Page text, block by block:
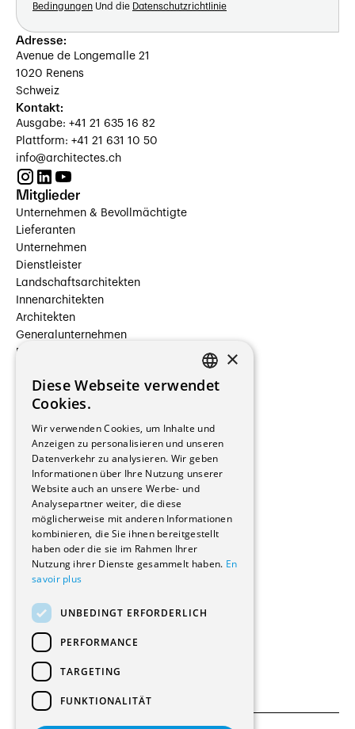
Bedingungen Und die Datenschutzrichtlinie
Adresse:
Avenue de Longemalle 21
1020 Renens
Schweiz
Kontakt:
Ausgabe: +41 21 635 16 82
Plattform: +41 21 631 10 50
info@architectes.ch
Mitglieder
Unternehmen & Bevollmächtigte
Lieferanten
Unternehmen
Dienstleister
Landschaftsarchitekten
Innenarchitekten
Architekten
Generalunternehmen
Beauftragte Unternehmen
Hersteller/Lieferanten
Bauherrschaften
Immobilienverwaltungsgesellschaften
Stockwerkeigentum
Reportagen
Wohnungen
Renovierungen
Innere Umbauten
Gastgewerbe und Tourismus
Verwaltungsgebäude und Geschäfte
Schuleinrichtungen
Medizinische Einrichtungen
Kultur - Sport - Freizeit
Industrie - Handwerk
Transport und Parkplätze
Diverse Bauten
FRENCH
×
Diese Webseite verwendet
Cookies.
Wir verwenden Cookies, um Inhalte und
Anzeigen zu personalisieren und unseren
Datenverkehr zu analysieren. Wir geben
Informationen über Ihre Nutzung unserer
Website auch an unsere Werbe- und
Analysepartner weiter, die diese
möglicherweise mit anderen Informationen
kombinieren, die Sie ihnen bereitgestellt
haben oder die sie im Rahmen Ihrer
Nutzung ihrer Dienste gesammelt haben. En
savoir plus
UNBEDINGT ERFORDERLICH
PERFORMANCE
TARGETING
FUNKTIONALITÄT